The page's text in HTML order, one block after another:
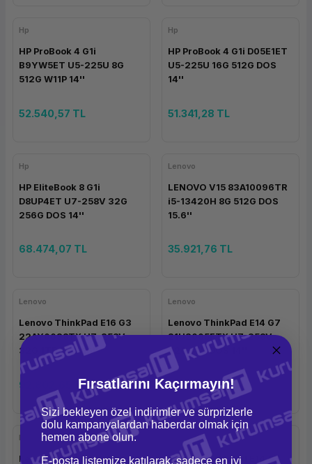
Hp
HP ProBook 4 G1i
B9YW5ET U5-225U 8G
512G W11P 14''
52.540,57 TL
Hp
HP ProBook 4 G1i D05E1ET
U5-225U 16G 512G DOS
14''
51.341,28 TL
Hp
HP EliteBook 8 G1i
D8UP4ET U7-258V 32G
256G DOS 14''
68.474,07 TL
Lenovo
LENOVO V15 83A10096TR
i5-13420H 8G 512G DOS
15.6''
35.921,76 TL
Lenovo
Lenovo ThinkPad E16 G3
22AY0038TX U7-258V
32G 1TB DOS 16''
92.802,65 TL
Lenovo
Lenovo ThinkPad E14 G7
21U2005FTX U7-258V
32G 1TB DOS 14''
94.744,36 TL
Lenovo
Lenovo ThinkPad E14 G7
Lenovo
Lenovo ThinkPad E14 G7
Fırsatlarını Kaçırmayın!
Sizi bekleyen özel indirimler ve sürprizlerle
dolu kampanyalardan haberdar olmak için
hemen abone olun.
E-posta listemize katılarak, sadece en iyi